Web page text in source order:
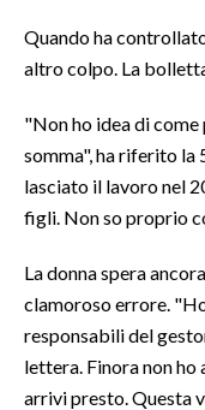
3 MINUTI CON
INFO AZIENDE
NECROLOGI
PUBBLICITÀ
SPIAGGE
Quando ha
altro colpo. La
"Non ho idea di
somma", ha riferito la
lasciato il lavoro nel
figli. Non so proprio
La donna spera
clamoroso errore.
responsabili del
lettera. Finora non ho
arrivi presto. Questa